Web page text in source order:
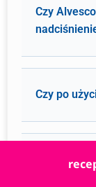
Czy
Czy po
Czy lek